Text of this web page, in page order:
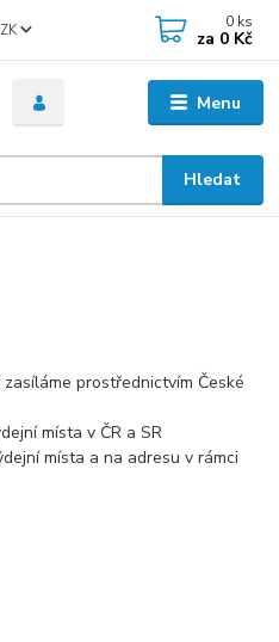
Menu
Hledat
0 ks
za 0 Kč
zasíláme prostřednictvím České
místa v ČR a SR
místa a na adresu v rámci